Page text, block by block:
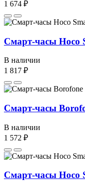
1 674 ₽
Смарт-часы Hoco
В наличии
1 817 ₽
Смарт-часы
В наличии
1 572 ₽
Смарт-часы Hoco